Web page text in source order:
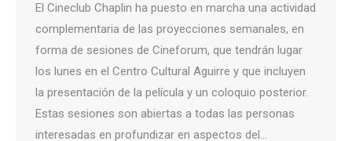
El Cineclub Chaplin ha puesto en marcha una actividad
complementaria de las proyecciones semanales, en
forma de sesiones de Cineforum, que tendrán lugar
los lunes en el Centro Cultural Aguirre y que incluyen
la presentación de la película y un coloquio posterior.
Estas sesiones son abiertas a todas las personas
interesadas en profundizar en aspectos del…